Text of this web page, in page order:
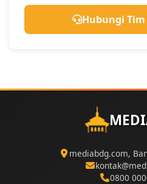
Hubungi
mediabdg.com,
0800